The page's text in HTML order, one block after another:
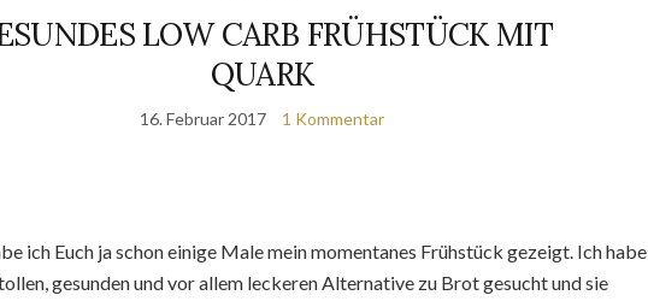
LOW CARB FRÜHSTÜCK MIT
QUARK
16. Februar 2017 1 Kommentar
ich Euch ja schon einige Male mein momentanes Frühstück gezeigt. Ich habe
gesunden und vor allem leckeren Alternative zu Brot gesucht und sie